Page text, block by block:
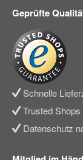
Geprüfte
Schnelle
Trusted Shops
Datenschutz